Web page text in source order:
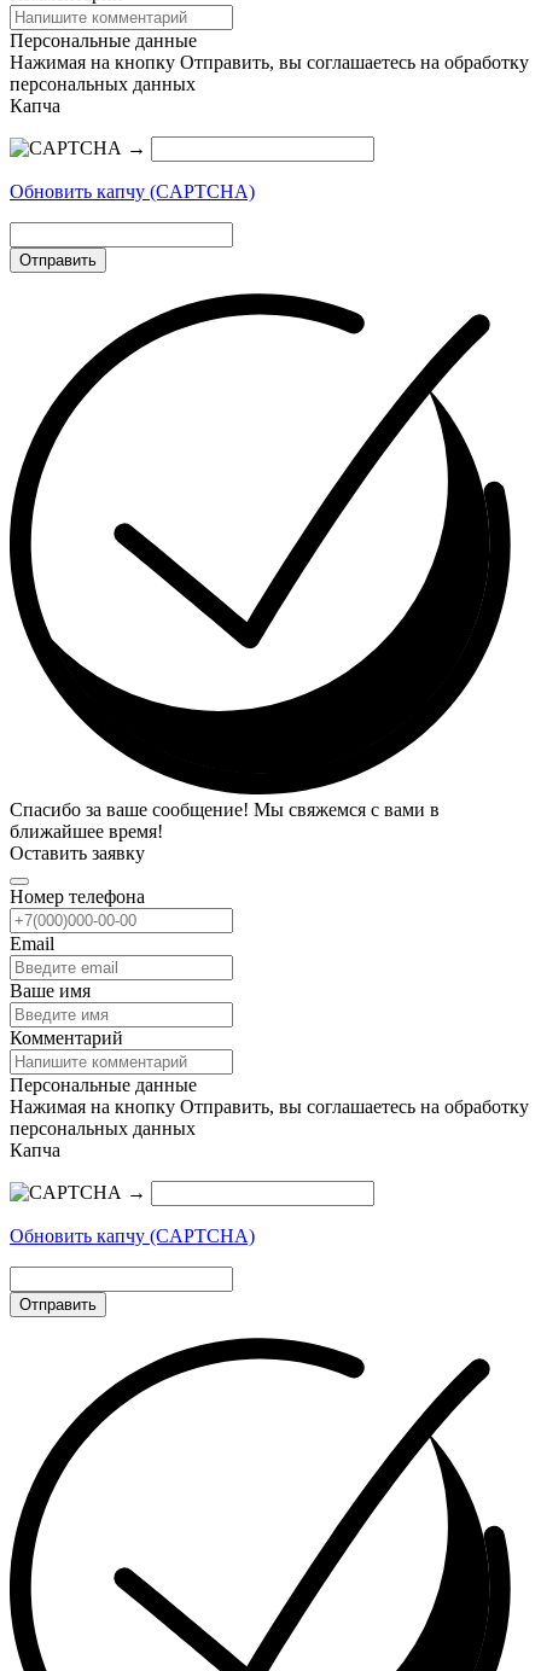
Персональные данные
Нажимая на кнопку Отправить, вы соглашаетесь на обработку
персональных данных
Капча
→
Обновить капчу (CAPTCHA)
Отправить
Спасибо за ваше сообщение! Мы свяжемся с вами в
ближайшее время!
Оставить заявку
Номер телефона
Email
Ваше имя
Комментарий
Персональные данные
Нажимая на кнопку Отправить, вы соглашаетесь на обработку
персональных данных
Капча
→
Обновить капчу (CAPTCHA)
Отправить